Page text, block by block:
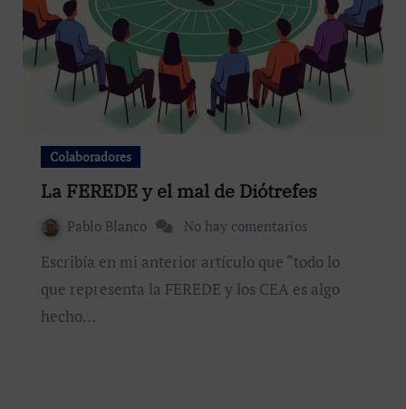
Colaboradores
La FEREDE y el mal de Diótrefes
Pablo Blanco No hay comentarios
Escribía en mi anterior artículo que “todo lo
que representa la FEREDE y los CEA es algo
hecho…